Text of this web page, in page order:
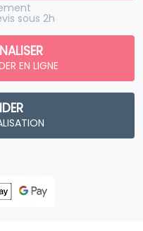
sous 2h
EN LIGNE